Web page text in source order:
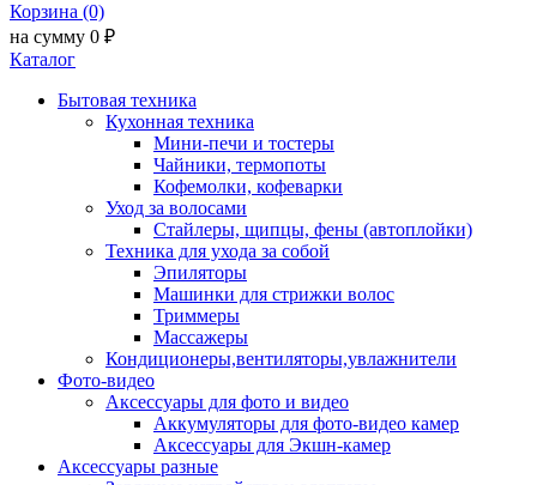
Корзина (0)
на сумму 0 ₽
Каталог
Бытовая техника
Кухонная техника
Мини-печи и тостеры
Чайники, термопоты
Кофемолки, кофеварки
Уход за волосами
Стайлеры, щипцы, фены (автоплойки)
Техника для ухода за собой
Эпиляторы
Машинки для стрижки волос
Триммеры
Массажеры
Кондиционеры,вентиляторы,увлажнители
Фото-видео
Аксессуары для фото и видео
Аккумуляторы для фото-видео камер
Аксессуары для Экшн-камер
Аксессуары разные